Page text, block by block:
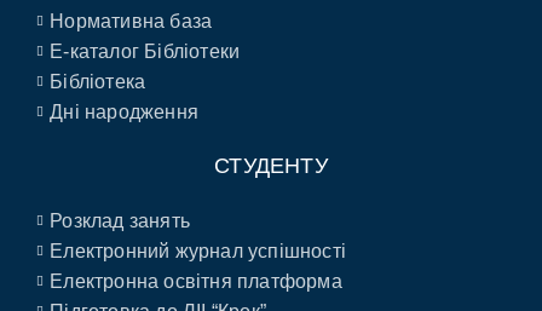
Нормативна база
E-каталог Бібліотеки
Бібліотека
Дні народження
СТУДЕНТУ
Розклад занять
Електронний журнал успішності
Електронна освітня платформа